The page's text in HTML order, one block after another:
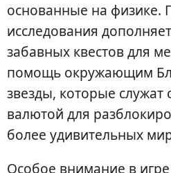
основанные на физике.
исследования
забавных квестов для
помощь окружающим
звезды, которые служат
валютой для
более удивительных
Особое внимание в